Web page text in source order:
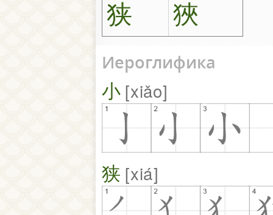
狭 狹
Иероглифика
小 xiǎo
狭 xiá